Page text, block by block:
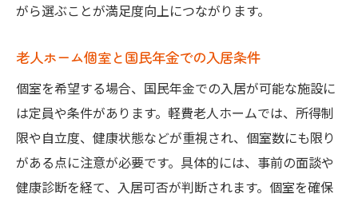
がら選ぶことが満足度向上につながります。
老人ホーム個室と国民年金での入居条件
個室を希望する場合、国民年金での入居が可能な施設に
は定員や条件があります。軽費老人ホームでは、所得制
限や自立度、健康状態などが重視され、個室数にも限り
がある点に注意が必要です。具体的には、事前の面談や
健康診断を経て、入居可否が判断されます。個室を確保